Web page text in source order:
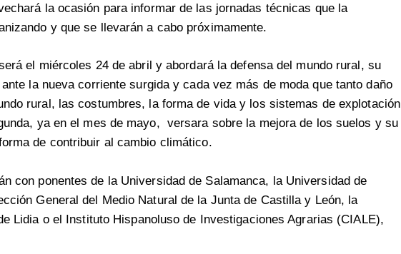
la ocasión para informar de las jornadas técnicas que la
y que se llevarán a cabo próximamente.
el miércoles 24 de abril y abordará la defensa del mundo rural, su
la nueva corriente surgida y cada vez más de moda que tanto daño
rural, las costumbres, la forma de vida y los sistemas de explotación
ya en el mes de mayo, versara sobre la mejora de los suelos y su
de contribuir al cambio climático.
con ponentes de la Universidad de Salamanca, la Universidad de
General del Medio Natural de la Junta de Castilla y León, la
Lidia o el Instituto Hispanoluso de Investigaciones Agrarias (CIALE),